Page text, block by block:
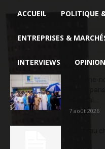
ACCUEIL POLITIQUE
ENTREPRISES &
INTERVIEWS
7 août 2026